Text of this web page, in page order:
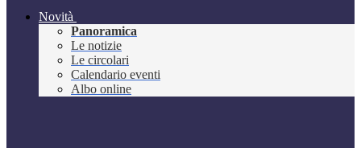
Novità
Panoramica
Le notizie
Le circolari
Calendario eventi
Albo online